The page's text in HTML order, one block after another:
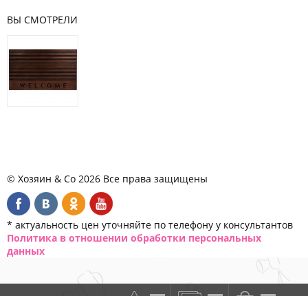
ВЫ СМОТРЕЛИ
© Хозяин & Co 2026 Все права защищены
* актуальность цен уточняйте по телефону у консультантов
Политика в отношении обработки персональных
данных